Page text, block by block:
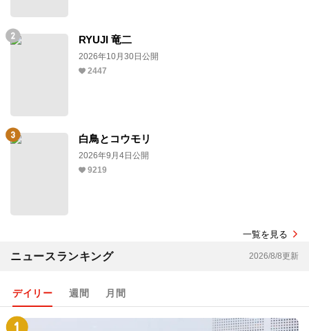
RYUJI 竜二
2026年10月30日公開
2447
白鳥とコウモリ
2026年9月4日公開
9219
一覧を見る
ニュースランキング 2026/8/8更新
デイリー 週間 月間